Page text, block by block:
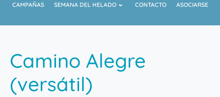
CAMPAÑAS
SEMANA DEL HELADO CONTACTO ASOCIARSE
Camino Alegre
(versátil)